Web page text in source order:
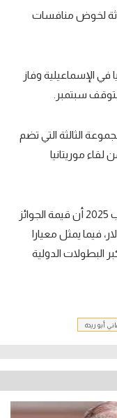
لخوض منافسات
الإسماعيلية وفاز
الثالثة التي تضم
لقاء موريتانيا
وأعلنت اللجنة المحلية المنظمة لكأس العرب 2025 أن قيمة الجوائز
36.5 مليون دولار، فيما يمثل معيارا
البطولات الدولية
أبو ريدة